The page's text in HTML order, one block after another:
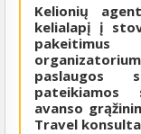
Kelionių
kelialapį į
paslaugos
pateikiamos
avanso
Travel